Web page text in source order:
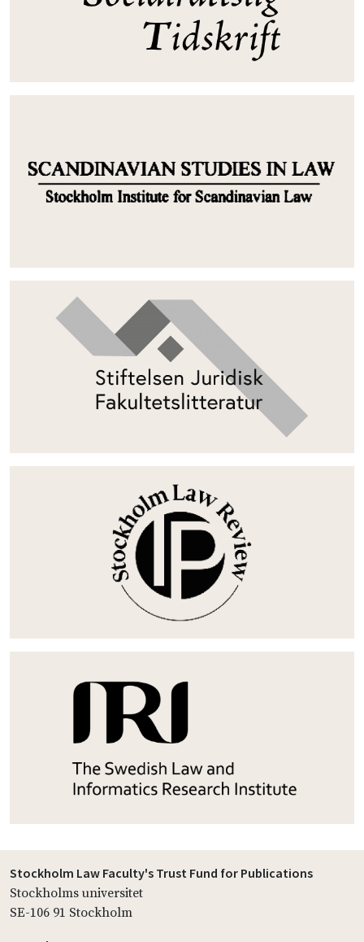
Stockholm Law Faculty's Trust Fund for Publications
Stockholms universitet
SE-106 91 Stockholm